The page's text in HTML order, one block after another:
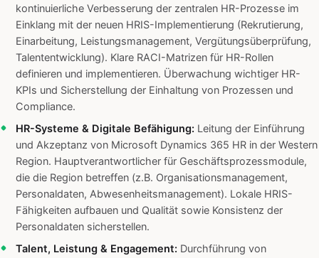
kontinuierliche Verbesserung der zentralen HR-Prozesse im
Einklang mit der neuen HRIS-Implementierung (Rekrutierung,
Einarbeitung, Leistungsmanagement, Vergütungsüberprüfung,
Talententwicklung). Klare RACI-Matrizen für HR-Rollen
definieren und implementieren. Überwachung wichtiger HR-
KPIs und Sicherstellung der Einhaltung von Prozessen und
Compliance.
HR-Systeme & Digitale Befähigung: Leitung der Einführung
und Akzeptanz von Microsoft Dynamics 365 HR in der Western
Region. Hauptverantwortlicher für Geschäftsprozessmodule,
die die Region betreffen (z.B. Organisationsmanagement,
Personaldaten, Abwesenheitsmanagement). Lokale HRIS-
Fähigkeiten aufbauen und Qualität sowie Konsistenz der
Personaldaten sicherstellen.
Talent, Leistung & Engagement: Durchführung von